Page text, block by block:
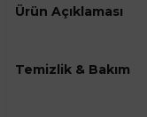
Ürün Açıklaması
Temizlik & Bakım